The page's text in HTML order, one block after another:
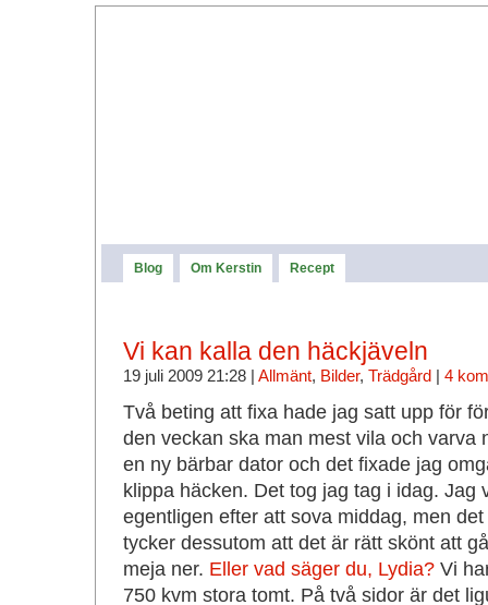
Blog Om Kerstin Recept
Vi kan kalla den häckjäveln
19 juli 2009 21:28 | Allmänt, Bilder, Trädgård| 4
Två beting att fixa hade jag satt upp för
den veckan ska man mest vila och varva
en ny bärbar dator och det fixade jag
klippa häcken. Det tog jag tag i idag. Jag
egentligen efter att sova middag, men
tycker dessutom att det är rätt skönt att
meja ner. Eller vad säger du, Lydia?Vi
750 kvm stora tomt. På två sidor är det